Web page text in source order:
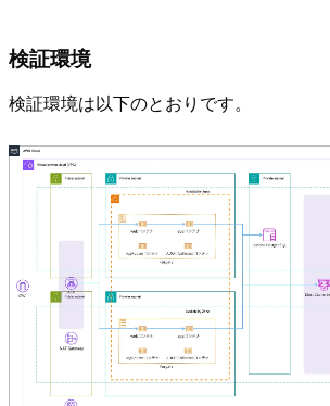
検証環境
検証環境は以下のとおりです。